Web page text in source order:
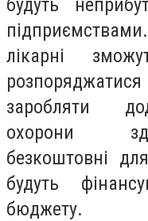
лікарні
заробляти
охорони
безкоштовні
будуть
бюджету.